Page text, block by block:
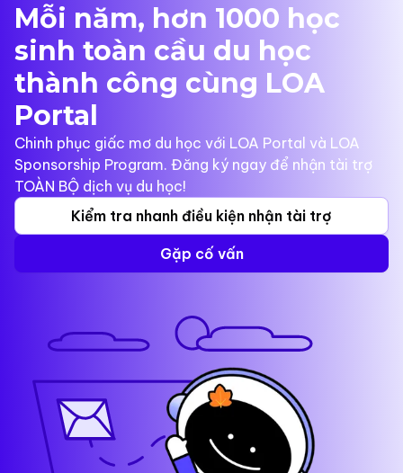
Mỗi năm, hơn 1000 học
sinh toàn cầu du học
thành công cùng LOA
Portal
Chinh phục giấc mơ du học với LOA Portal và LOA
Sponsorship Program. Đăng ký ngay để nhận tài trợ
TOÀN BỘ dịch vụ du học!
Kiểm tra nhanh điều kiện nhận tài trợ
Gặp cố vấn